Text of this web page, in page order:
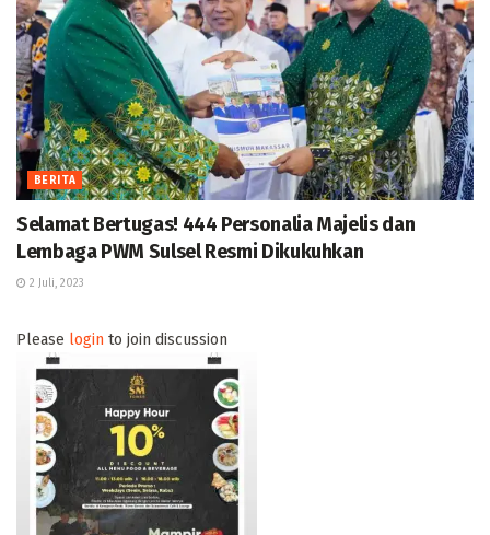
BERITA
Selamat Bertugas! 444 Personalia Majelis dan
Lembaga PWM Sulsel Resmi Dikukuhkan
2 Juli, 2023
Please login to join discussion